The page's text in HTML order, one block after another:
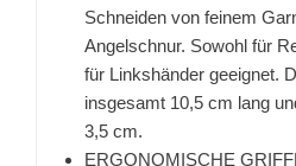
Schneiden von feinem
Angelschnur. Sowohl für
für Linkshänder geeignet.
insgesamt 10,5 cm lang
3,5 cm.
ERGONOMISCHE